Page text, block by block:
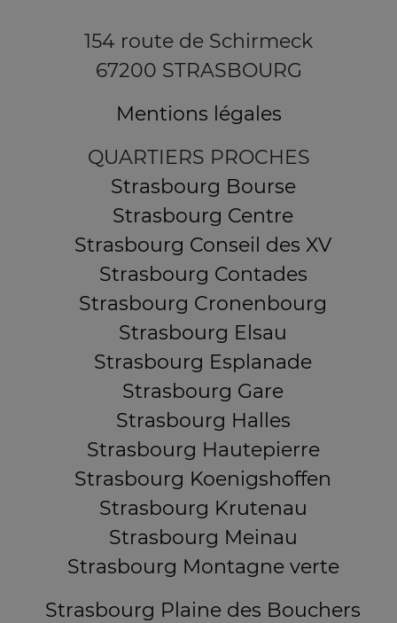
154 route de Schirmeck
67200 STRASBOURG
Mentions légales
QUARTIERS PROCHES
Strasbourg Bourse
Strasbourg Centre
Strasbourg Conseil des XV
Strasbourg Contades
Strasbourg Cronenbourg
Strasbourg Elsau
Strasbourg Esplanade
Strasbourg Gare
Strasbourg Halles
Strasbourg Hautepierre
Strasbourg Koenigshoffen
Strasbourg Krutenau
Strasbourg Meinau
Strasbourg Montagne verte
Strasbourg Plaine des Bouchers